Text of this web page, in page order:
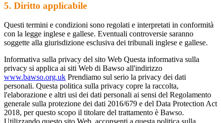
5. Diritto applicabile
Questi termini e condizioni sono regolati e interpretati in conformità
con la legge inglese e gallese. Eventuali controversie saranno
soggette alla giurisdizione esclusiva dei tribunali inglese e gallese.
Informativa sulla privacy del sito Web Questa informativa sulla
privacy si applica ai siti Web di Bawso all'indirizzo
www.bawso.org.uk Prendiamo sul serio la privacy dei dati
personali. Questa politica sulla privacy copre la raccolta,
l'elaborazione e altri usi dei dati personali ai sensi del Regolamento
generale sulla protezione dei dati 2016/679 e del Data Protection Act
2018, per questo scopo il titolare del trattamento è Bawso.
Utilizzando questo sito Web, acconsenti a questa politica sulla